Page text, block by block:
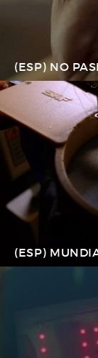
(ESP) NO
(ESP)